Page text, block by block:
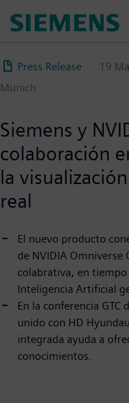
principal
Press Release 19
Munich
Siemens y
colaboración
la
real
El nuevo producto
de NVIDIA Omniverse
colabrativa, en
Inteligencia Artificial
En la conferencia GTC
unido con HD
integrada ayuda a
conocimientos.